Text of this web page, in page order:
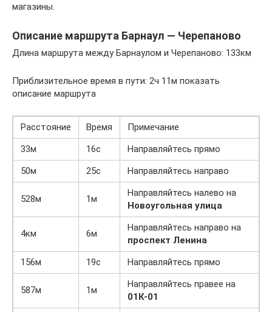
магазины.
Описание маршрута Барнаул — Черепаново
Длина маршрута между Барнаулом и Черепаново: 133км
Приблизительное время в пути: 2ч 11м показать
описание маршрута
Расстояние Время
Примечание
33м
16с
Направляйтесь прямо
50м
25с Направляйтесь направо
528м 1м
Направляйтесь налево на
Новоугольная улица
4км 6м
Направляйтесь направо на
проспект Ленина
156м
19с Направляйтесь прямо
587м 1м
Направляйтесь правее на
01К-01